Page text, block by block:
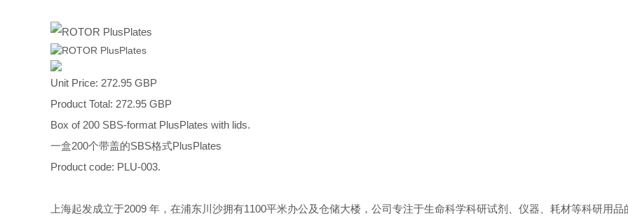
Unit Price: 272.95 GBP
Product Total: 272.95 GBP
Box of 200 SBS-format PlusPlates with lids.
一盒200个带盖的SBS格式PlusPlates
Product code: PLU-003.
上海起发成立于2009 年，在浦东川沙拥有1100平米办公及仓储大楼，公司专注于生命科学科研试剂、仪器、耗材等科研用品